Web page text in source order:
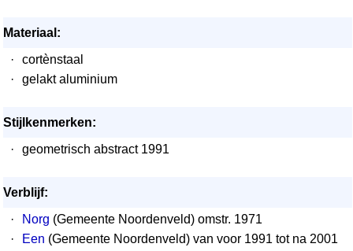
Materiaal:
·
cortènstaal
·
gelakt aluminium
Stijlkenmerken:
·
geometrisch abstract 1991
Verblijf:
·
Norg (Gemeente Noordenveld) omstr. 1971
·
Een (Gemeente Noordenveld) van voor 1991 tot na 2001